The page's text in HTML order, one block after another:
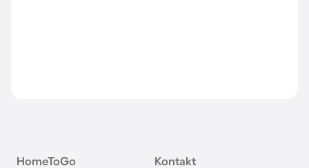
HomeToGo Kontakt